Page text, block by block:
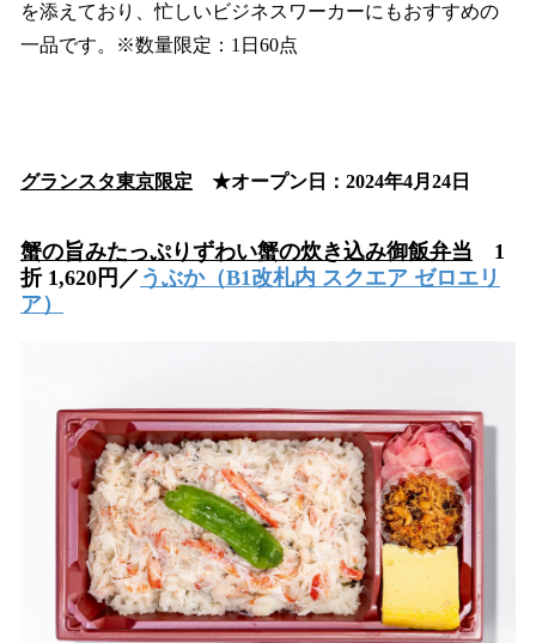
を添えており、忙しいビジネスワーカーにもおすすめの
一品です。※数量限定：1日60点
グランスタ東京限定 ★オープン日：2024年4月24日
蟹の旨みたっぷりずわい蟹の炊き込み御飯弁当 1
折 1,620円／ うぶか（B1改札内 スクエア ゼロエリ
ア）